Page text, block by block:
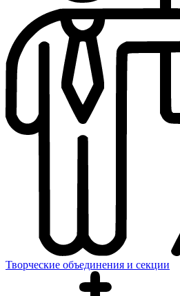
Творческие объединения и секции